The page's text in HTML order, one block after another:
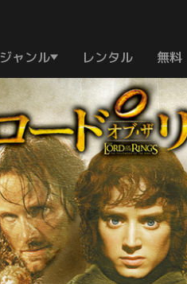
ジャンル レンタル 無料